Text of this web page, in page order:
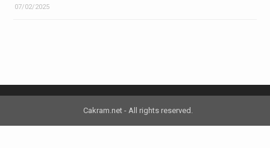
07/02/2025
Cakram.net - All rights reserved.